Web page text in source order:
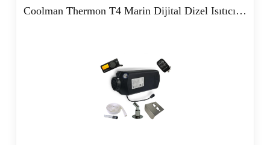
Coolman Thermon T4 Marin Dijital Dizel Isıtıcı (5kW – 12/24V)